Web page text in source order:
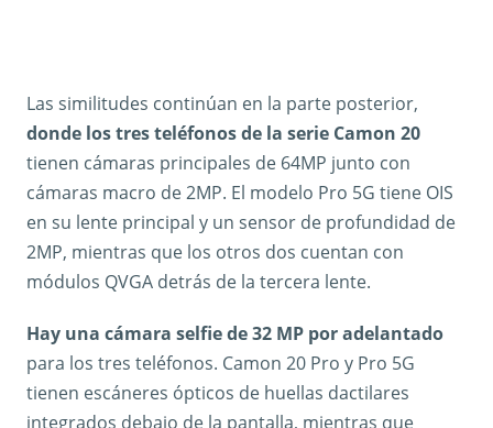
Las similitudes continúan en la parte posterior,
donde los tres teléfonos de la serie Camon 20
tienen cámaras principales de 64MP junto con
cámaras macro de 2MP. El modelo Pro 5G tiene OIS
en su lente principal y un sensor de profundidad de
2MP, mientras que los otros dos cuentan con
módulos QVGA detrás de la tercera lente.
Hay una cámara selfie de 32 MP por adelantado
para los tres teléfonos. Camon 20 Pro y Pro 5G
tienen escáneres ópticos de huellas dactilares
integrados debajo de la pantalla, mientras que